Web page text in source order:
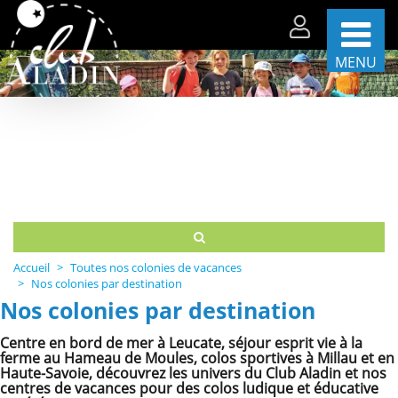
séjours
thèmes
sur
centres
Partenaires
et
MENU
Accueil
Toutes nos colonies de vacances
Nos colonies par destination
Nos colonies par destination
Centre en bord de mer à Leucate, séjour esprit vie à la
ferme au Hameau de Moules, colos sportives à Millau et en
Haute-Savoie, découvrez les univers du Club Aladin et nos
centres de vacances pour des colos ludique et éducative